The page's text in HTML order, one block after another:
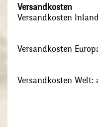
Versandkosten
Versandkosten
Versandkosten
Versandkosten Welt: